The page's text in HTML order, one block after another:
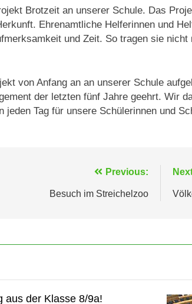
Brotzeit an unserer Schule. Das
Ehrenamtliche Helferinnen und
und Zeit. So tragen sie
von Anfang an an unserer Schule
der letzten fünf Jahre geehrt. Wir
Tag für unsere Schülerinnen und
Previous:
Besuch im Streichelzoo
aus der Klasse 8/9a!